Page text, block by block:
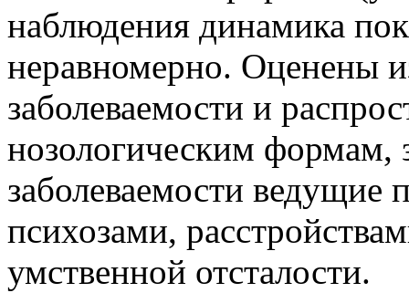
наблюдения динамика
неравномерно. Оценены
заболеваемости и
нозологическим
заболеваемости ведущие
психозами,
умственной отсталости.